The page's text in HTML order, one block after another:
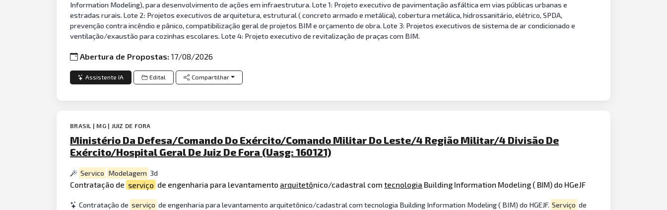
Information Modeling), para desenvolvimento de ações em infraestrutura. Lote 1: Projeto executivo de pavimentação asfáltica em vias públicas urbanas e
estradas rurais. Lote 2: Projetos executivos de arquitetura, estrutural ( concreto armado e metálica), cobertura metálica, hidrossanitário, elétrico, SPDA,
prevenção contra incêndio e pânico, compatibilização geral de projetos BIM e orçamento de obra. Lote 3: Projetos executivos de sistema de ar condicionado e
ventilação/exaustão para cozinhas escolares. Lote 4: Projeto executivo de revitalização de praças com BIM.
Abertura de Propostas:17/08/2026
Assistente IA Edital Compartilhar
BRASIL | MG | JUIZ DE FORA
Ministério Da Defesa/Comando Do Exército/Comando Militar Do Leste/4 Região Militar/4 Divisão De
Exército/Hospital Geral De Juiz De Fora (Uasg: 160121)
Servico Modelagem 3d
Contratação de serviço de engenharia para levantamento arquitetônico/cadastral comtecnologia Building Information Modeling ( BIM) do HGeJF
Contratação de serviço de engenharia para levantamento arquitetônico/cadastral com tecnologia Building Information Modeling ( BIM) do HGEJF. Serviço de